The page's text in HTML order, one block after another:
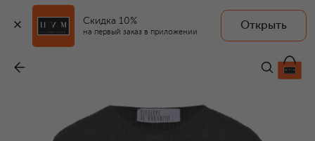
Скидка 10%
на первый заказ в приложении
Открыть